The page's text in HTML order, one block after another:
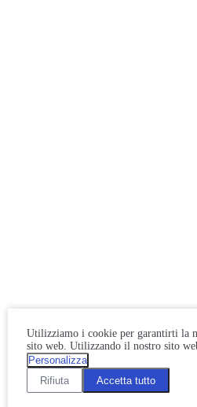
Utilizziamo i cookie per garantirti la
sito web. Utilizzando il nostro sito
Personalizza
Rifiuta
Accetta tutto